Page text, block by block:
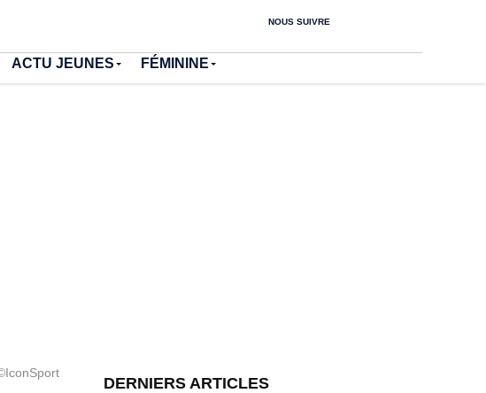
NOUS SUIVRE
ACTU JEUNES FÉMININE
DERNIERS ARTICLES